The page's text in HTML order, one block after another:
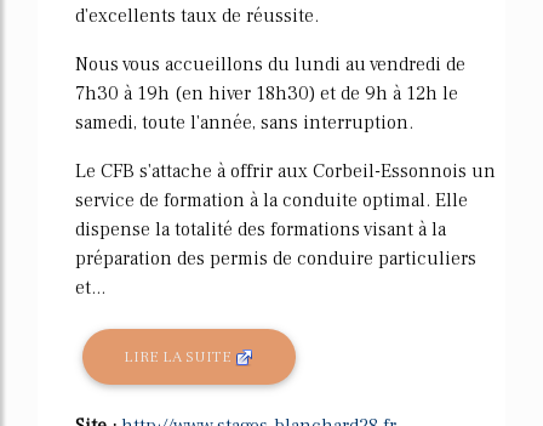
d'excellents taux de réussite.
Nous vous accueillons du lundi au vendredi de
7h30 à 19h (en hiver 18h30) et de 9h à 12h le
samedi, toute l'année, sans interruption.
Le CFB s'attache à offrir aux Corbeil-Essonnois un
service de formation à la conduite optimal. Elle
dispense la totalité des formations visant à la
préparation des permis de conduire particuliers
et...
LIRE LA SUITE